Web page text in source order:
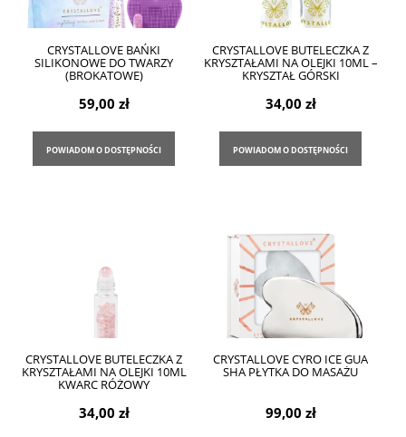
CRYSTALLOVE BAŃKI
SILIKONOWE DO TWARZY
(BROKATOWE)
59,00 zł
POWIADOM O DOSTĘPNOŚCI
CRYSTALLOVE BUTELECZKA Z
KRYSZTAŁAMI NA OLEJKI 10ML –
KRYSZTAŁ GÓRSKI
34,00 zł
POWIADOM O DOSTĘPNOŚCI
CRYSTALLOVE BUTELECZKA Z
KRYSZTAŁAMI NA OLEJKI 10ML
KWARC RÓŻOWY
34,00 zł
CRYSTALLOVE CYRO ICE GUA
SHA PŁYTKA DO MASAŻU
99,00 zł